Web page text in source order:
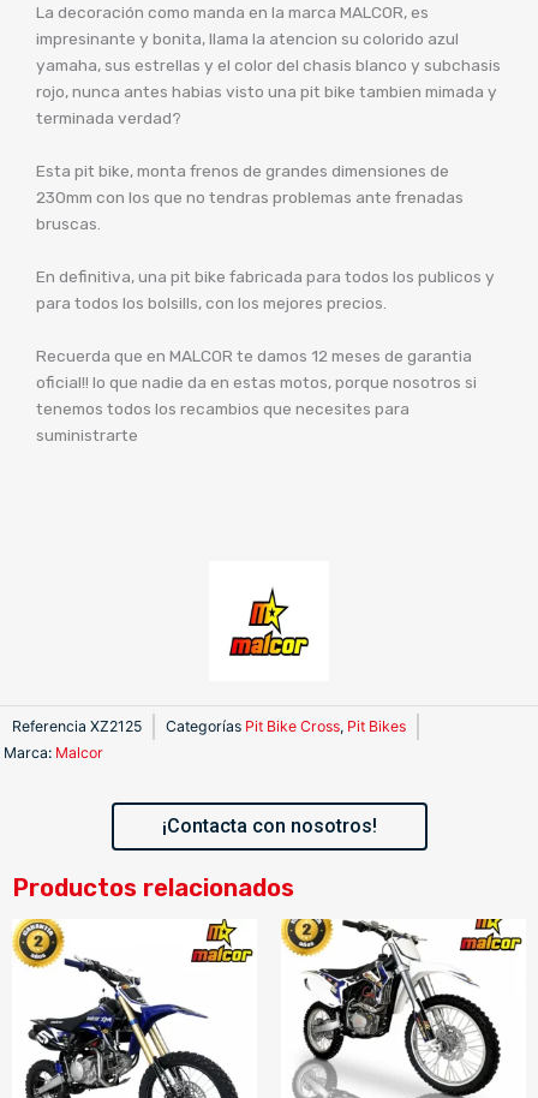
La decoración como manda en la marca MALCOR, es
impresinante y bonita, llama la atencion su colorido azul
yamaha, sus estrellas y el color del chasis blanco y subchasis
rojo, nunca antes habias visto una pit bike tambien mimada y
terminada verdad?
Esta pit bike, monta frenos de grandes dimensiones de
230mm con los que no tendras problemas ante frenadas
bruscas.
En definitiva, una pit bike fabricada para todos los publicos y
para todos los bolsills, con los mejores precios.
Recuerda que en MALCOR te damos 12 meses de garantia
oficial!! lo que nadie da en estas motos, porque nosotros si
tenemos todos los recambios que necesites para
suministrarte
Referencia XZ2125 Categorías Pit Bike Cross, Pit Bikes
Marca: Malcor
¡Contacta con nosotros!
Productos relacionados